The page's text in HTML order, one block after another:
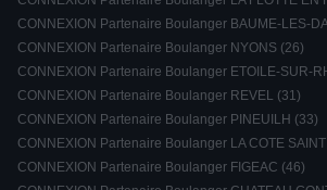
CONNEXION Partenaire Boulanger BAUME-LES-
CONNEXION Partenaire Boulanger NYONS (26)
CONNEXION Partenaire Boulanger ETOILE-SUR-
CONNEXION Partenaire Boulanger REVEL (31)
CONNEXION Partenaire Boulanger PINEUILH (33)
CONNEXION Partenaire Boulanger LA COTE
CONNEXION Partenaire Boulanger FIGEAC (46)